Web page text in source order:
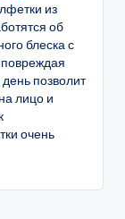
из
об
блеска с
позволит
лицо и
очень